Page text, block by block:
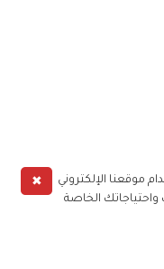
✖
موقعنا الإلكتروني
واحتياجاتك الخاصة